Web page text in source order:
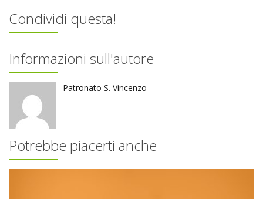
Condividi questa!
Informazioni sull'autore
Patronato S. Vincenzo
Potrebbe piacerti anche